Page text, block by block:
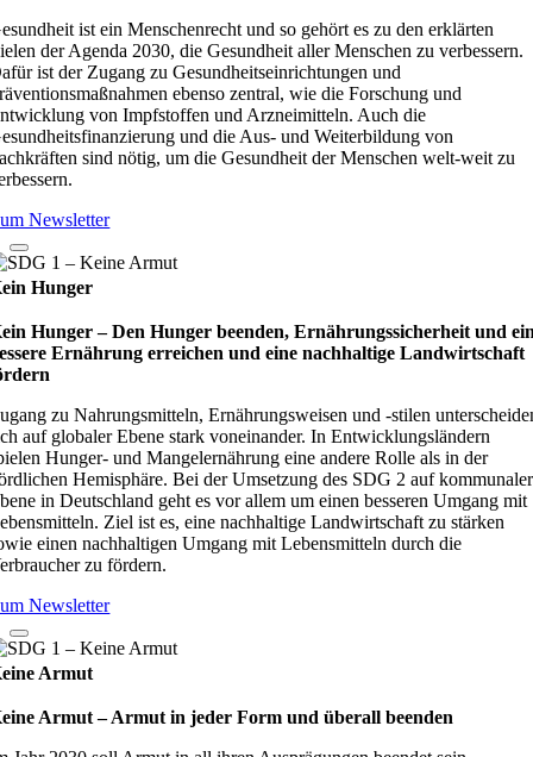
ist ein Menschenrecht und so gehört es zu den erklärten
der Agenda 2030, die Gesundheit aller Menschen zu verbessern.
ist der Zugang zu Gesundheitseinrichtungen und
ebenso zentral, wie die Forschung und
von Impfstoffen und Arzneimitteln. Auch die
und die Aus- und Weiterbildung von
sind nötig, um die Gesundheit der Menschen welt-weit zu
Newsletter
Hunger
Hunger – Den Hunger beenden, Ernährungssicherheit und
Ernährung erreichen und eine nachhaltige Landwirtschaft
zu Nahrungsmitteln, Ernährungsweisen und -stilen
auf globaler Ebene stark voneinander. In Entwicklungsländern
Hunger- und Mangelernährung eine andere Rolle als in der
Hemisphäre. Bei der Umsetzung des SDG 2 auf kommunaler
in Deutschland geht es vor allem um einen besseren Umgang mit
Ziel ist es, eine nachhaltige Landwirtschaft zu stärken
einen nachhaltigen Umgang mit Lebensmitteln durch die
zu fördern.
Newsletter
Armut
Armut – Armut in jeder Form und überall beenden